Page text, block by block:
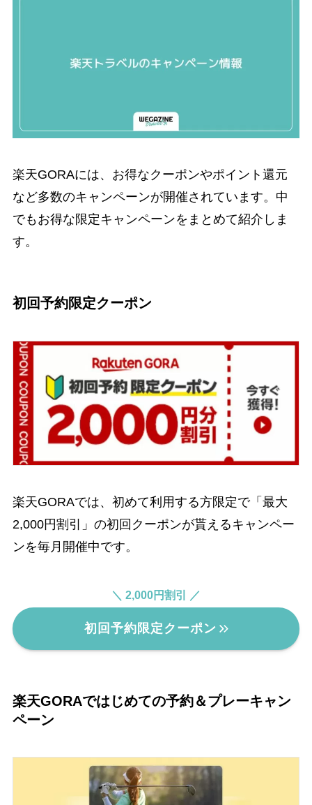
楽天GORAには、お得なクーポンやポイント還元
など多数のキャンペーンが開催されています。中
でもお得な限定キャンペーンをまとめて紹介しま
す。
初回予約限定クーポン
楽天GORAでは、初めて利用する方限定で「最大
2,000円割引」の初回クーポンが貰えるキャンペー
ンを毎月開催中です。
＼ 2,000円割引 ／
初回予約限定クーポン
楽天GORAではじめての予約＆プレーキャン
ペーン